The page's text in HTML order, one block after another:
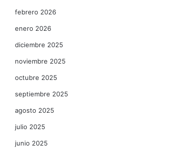
febrero 2026
enero 2026
diciembre 2025
noviembre 2025
octubre 2025
septiembre 2025
agosto 2025
julio 2025
junio 2025